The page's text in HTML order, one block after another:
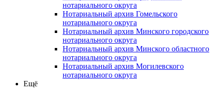
нотариального округа
Нотариальный архив Гомельского
нотариального округа
Нотариальный архив Минского городского
нотариального округа
Нотариальный архив Минского областного
нотариального округа
Нотариальный архив Могилевского
нотариального округа
Ещё